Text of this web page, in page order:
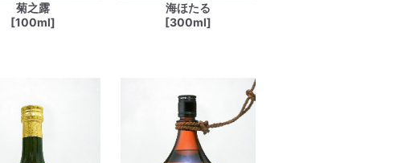
菊之露
[100ml]
海ほたる
[300ml]